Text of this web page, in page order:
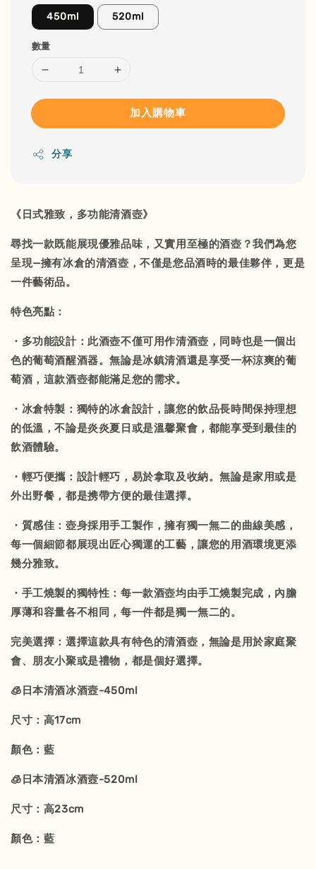
450ml 520ml
數量
加入購物車
分享
《日式雅致，多功能清酒壺》
尋找一款既能展現優雅品味，又實用至極的酒壺？我們為您
呈現—擁有冰倉的清酒壺，不僅是您品酒時的最佳夥伴，更是
一件藝術品。
特色亮點：
・多功能設計：此酒壺不僅可用作清酒壺，同時也是一個出
色的葡萄酒醒酒器。無論是冰鎮清酒還是享受一杯涼爽的葡
萄酒，這款酒壺都能滿足您的需求。
・冰倉特製：獨特的冰倉設計，讓您的飲品長時間保持理想
的低溫，不論是炎炎夏日或是溫馨聚會，都能享受到最佳的
飲酒體驗。
・輕巧便攜：設計輕巧，易於拿取及收納。無論是家用或是
外出野餐，都是携帶方便的最佳選擇。
・質感佳：壺身採用手工製作，擁有獨一無二的曲線美感，
每一個細節都展現出匠心獨運的工藝，讓您的用酒環境更添
幾分雅致。
・手工燒製的獨特性：每一款酒壺均由手工燒製完成，內膽
厚薄和容量各不相同，每一件都是獨一無二的。
完美選擇：選擇這款具有特色的清酒壺，無論是用於家庭聚
會、朋友小聚或是禮物，都是個好選擇。
🧊日本清酒冰酒壼-450ml
尺寸：高17cm
顏色：藍
🧊日本清酒冰酒壼-520ml
尺寸：高23cm
顏色：藍